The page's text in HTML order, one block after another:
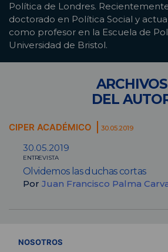
Política de Londres.
doctorado en Política Social y
como profesor en la Escuela de
Universidad de Bristol.
ARCHIVOS
DEL
CIPER ACADÉMICO 30.05.2019
30.05.2019
ENTREVISTA
Olvidemos las duchas cortas
Por Juan Francisco Palma
NOSOTROS